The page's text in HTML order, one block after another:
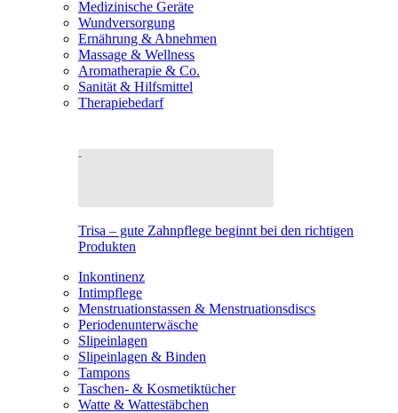
Medizinische Geräte
Wundversorgung
Ernährung & Abnehmen
Massage & Wellness
Aromatherapie & Co.
Sanität & Hilfsmittel
Therapiebedarf
Trisa – gute Zahnpflege beginnt bei den richtigen
Produkten
Inkontinenz
Intimpflege
Menstruationstassen & Menstruationsdiscs
Periodenunterwäsche
Slipeinlagen
Slipeinlagen & Binden
Tampons
Taschen- & Kosmetiktücher
Watte & Wattestäbchen